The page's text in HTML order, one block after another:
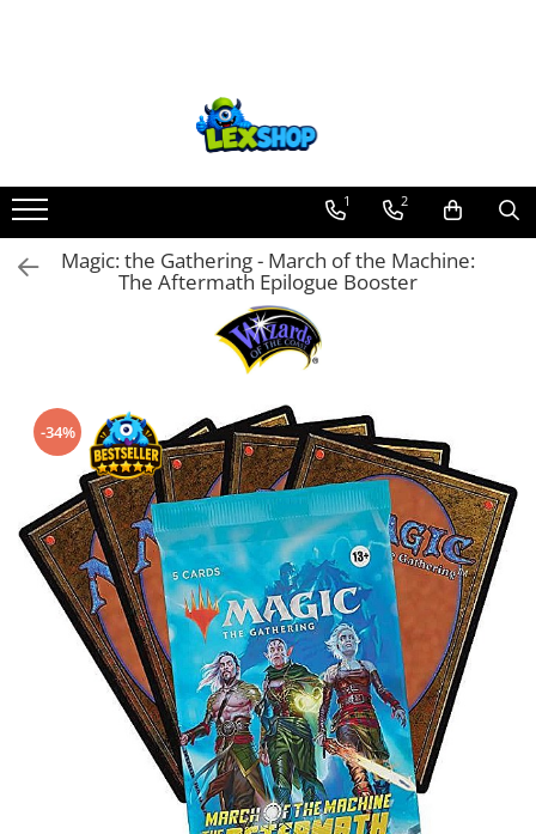
Board Games
Extensii boardgames
Card Games (jocuri cu carti)
Jocuri pentru toata familia
Party Games (jocuri de petrecere)
Jocuri pentru copii
Smart Games
Puzzle-uri logice
Jocuri cu miniaturi
Battletech
Final Girl - solo game
Miniaturi Arkham Horror
Miniaturi HEROCLIX
Accesorii pentru boardgames
Protectii carti (Sleeves)
Deck Boxes/Cutii pentru carti
1 2
Magic: the Gathering - March of the Machine:
The Aftermath Epilogue Booster
-34%